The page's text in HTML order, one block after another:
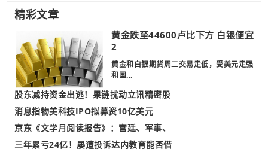
精彩文章
黄金跌至44600卢比下方 白银便宜
2
黄金和白银期货周二交易走低，受美元走强
和国...
股东减持资金出逃！果链扰动立讯精密股
消息指物美科技IPO拟募资10亿美元
京东《文学月阅读报告》：宫廷、军事、
三年累亏24亿！屡遭投诉达内教育能否借